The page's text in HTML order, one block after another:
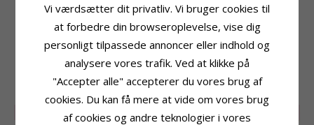
Ædelmetal:Forgyldt Messing
Kollektion: Eliné
Struktureret
Bredde:4,1 mm
Leveringstid
Leveringstid:2-3 Hverdage
RELATEREDE PRODUKTER
70% LIMITED 50%
Vi værdsætter dit privatliv. Vi bruger cookies til
at forbedre din browseroplevelse, vise dig
personligt tilpassede annoncer eller indhold og
analysere vores trafik. Ved at klikke på
"Accepter alle" accepterer du vores brug af
cookies. Du kan få mere at vide om vores brug
af cookies og andre teknologier i vores